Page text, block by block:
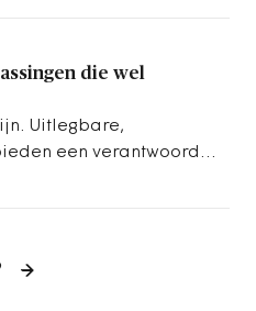
die wel
Uitlegbare,
een verantwoord